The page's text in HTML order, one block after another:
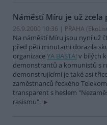
Náměstí Míru je už zcela
26.9.2000 10:36 | PRAHA
Na náměstí Míru jsou nyní už
před pěti minutami dorazila
organizaceYA BASTA! v bílých
demonstrantů a komunistů s
demonstrujícími je také asi
zaměstnanců řeckého
transparent s heslem
rasismu".